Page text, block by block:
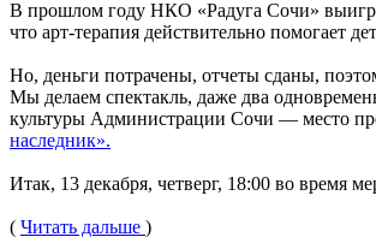
В прошлом году НКО «Радуга Сочи»
что арт-терапия действительно помогает
Но, деньги потрачены, отчеты сданы,
Мы делаем спектакль, даже два
культуры Администрации Сочи — место
наследник».
Итак, 13 декабря, четверг, 18:00 во время
( Читать дальше )